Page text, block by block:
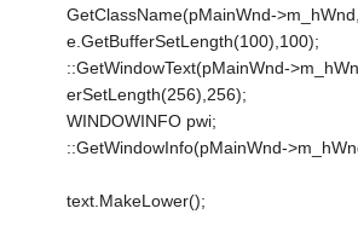
GetClassName(pMainWnd-
e.GetBufferSetLength(100),100);
::GetWindowText(pMainWnd-
erSetLength(256),256);
WINDOWINFO pwi;
::GetWindowInfo(pMainWnd-
text.MakeLower();